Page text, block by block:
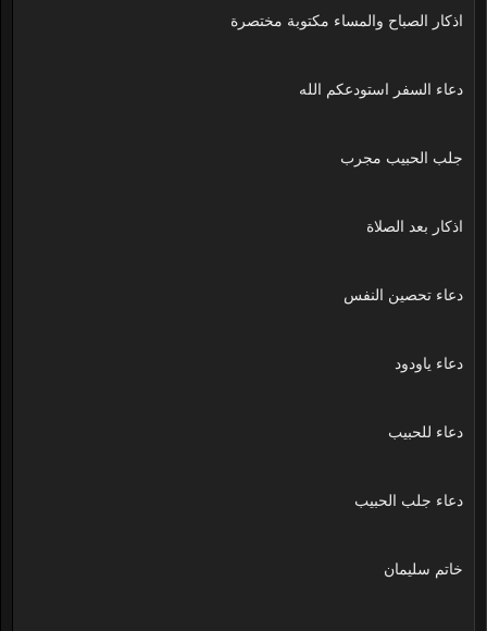
اذكار الصباح والمساء مكتوبة مختصرة
دعاء السفر استودعكم الله
جلب الحبيب مجرب
اذكار بعد الصلاة
دعاء تحصين النفس
دعاء ياودود
دعاء للحبيب
دعاء جلب الحبيب
خاتم سليمان